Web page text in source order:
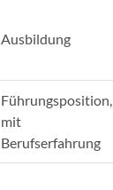
Ausbildung
Führungsposition,
mit
Berufserfahrung